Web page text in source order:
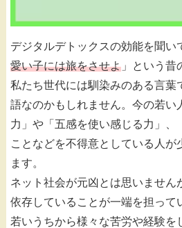
デジタルデトックスの効能を聞い
愛い子には旅をさせよ 」という昔
私たち世代には馴染みのある言葉
語なのかもしれません。今の若い
力」や「五感を使い感じる力」、
ことなどを不得意としている人が
ます。
ネット社会が元凶とは思いません
依存していることが一端を担って
若いうちから様々な苦労や経験を